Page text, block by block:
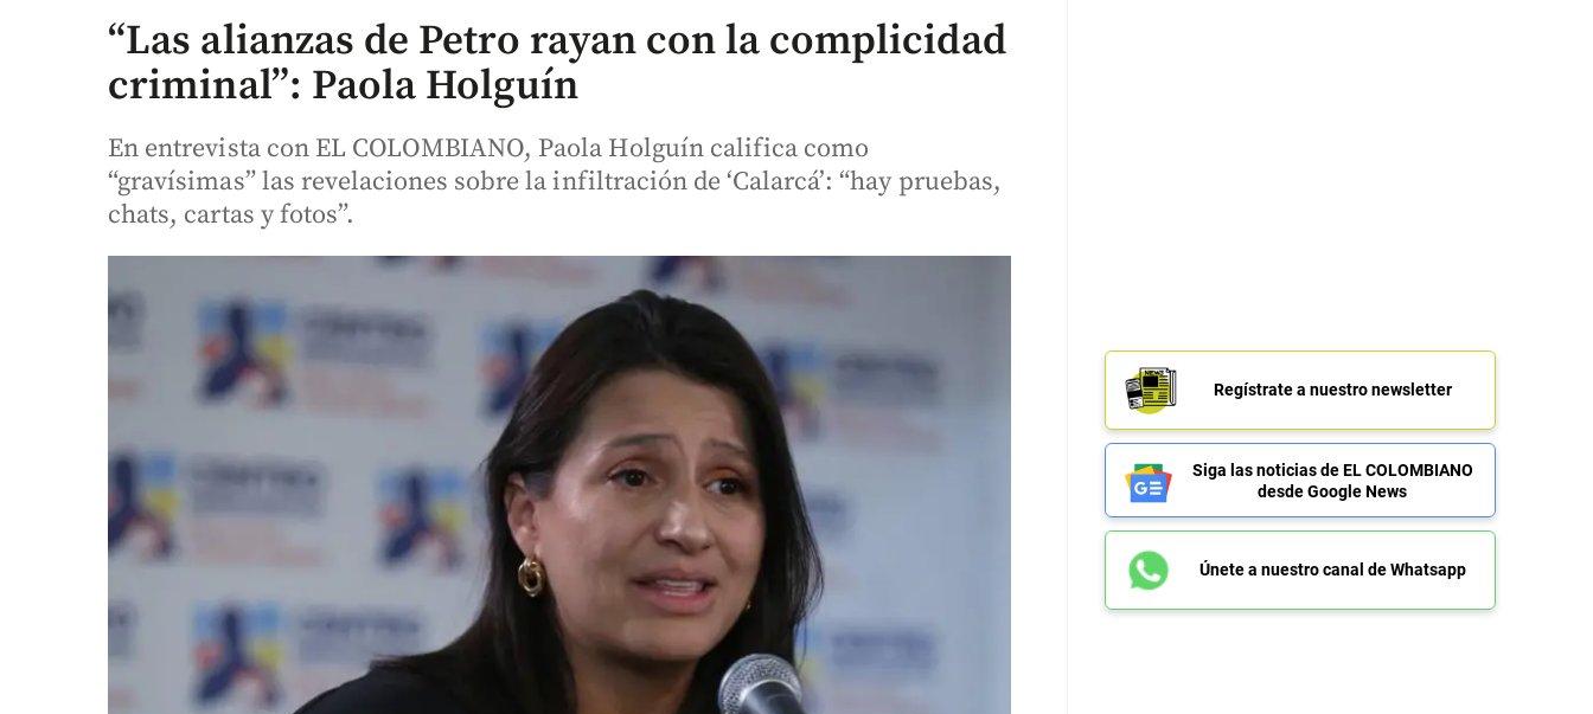
“Las alianzas de Petro rayan con la complicidad
criminal”: Paola Holguín
En entrevista con EL COLOMBIANO, Paola Holguín califica como
“gravísimas” las revelaciones sobre la infiltración de ‘Calarcá’: “hay pruebas,
chats, cartas y fotos”.
Regístrate a nuestro newsletter
Siga las noticias de EL COLOMBIANO
desde Google News
Únete a nuestro canal de Whatsapp